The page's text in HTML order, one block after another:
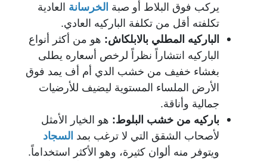
يركب فوق البلاط أو صبة الخرسانة العادية
تكلفته أقل من تكلفة الباركيه العادي.
الباركيه المطلي بالابلكاش: هو من أكثر أنواع
الباركيه انتشاراً نظراً لرخص أسعاره يطلى
بغشاء خفيف من خشب الدي أم أف يمد فوق
الأرض الملساء المستوية ليضيف للأرضيات
جمالية وأناقة.
باركيه من خشب البلوط: هو الخيار الأمثل
لأصحاب الشقق التي لا ترغب بمد السجاد
ويتوفر منه ألوان كثيرة، وهو الأكثر استخداماً.